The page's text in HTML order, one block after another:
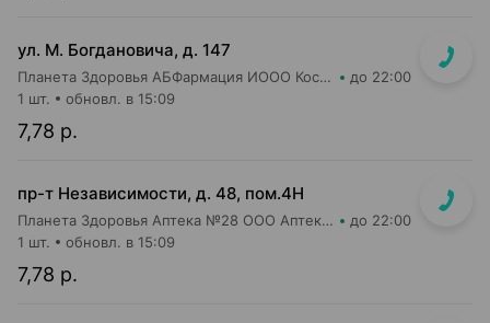
ул. М. Богдановича, д. 147
Планета Здоровья АБФармация ИООО Косметический магазин №4 до 22:00
7,78 р.
1 шт. обновл. в 15:09
пр-т Независимости, д. 48, пом.4Н
Планета Здоровья Аптека №28 ООО Аптека №1 до 22:00
7,78 р.
1 шт. обновл. в 15:09